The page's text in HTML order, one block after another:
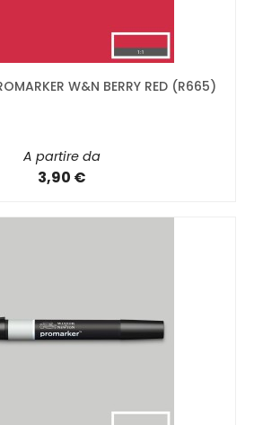
W&N BERRY RED (R665)
A partire da
3,90 €